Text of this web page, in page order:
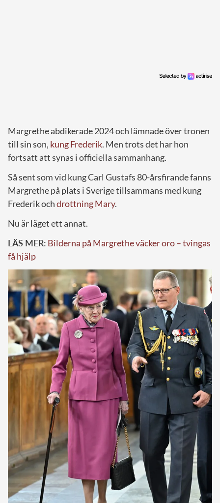
Margrethe abdikerade 2024 och lämnade över tronen
till sin son, kung Frederik. Men trots det har hon
fortsatt att synas i officiella sammanhang.
Så sent som vid kung Carl Gustafs 80-årsfirande fanns
Margrethe på plats i Sverige tillsammans med kung
Frederik ochdrottning Mary.
Nu är läget ett annat.
LÄS MER: Bilderna på Margrethe väcker oro – tvingas
få hjälp